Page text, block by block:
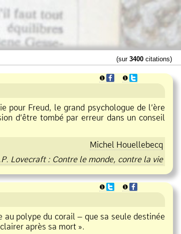
(sur 3400 citations)
❶ ❶
pour Freud, le grand psychologue de l’ère
d’être tombé par erreur dans un conseil
Michel Houellebecq
Lovecraft : Contre le monde, contre la vie
❶ ❶
polype du corail – que sa seule destinée
après sa mort ».